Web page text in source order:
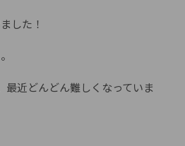
した！
最近どんどん難しくなっていま